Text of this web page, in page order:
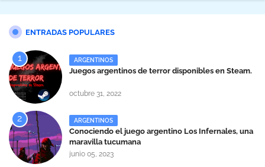
ENTRADAS POPULARES
ARGENTINOS
Juegos argentinos de terror disponibles en Steam.
octubre 31, 2022
ARGENTINOS
Conociendo el juego argentino Los Infernales, una
maravilla tucumana
junio 05, 2023